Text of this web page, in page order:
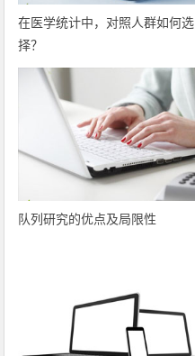
在医学统计中，对照人群如何选
择？
队列研究的优点及局限性